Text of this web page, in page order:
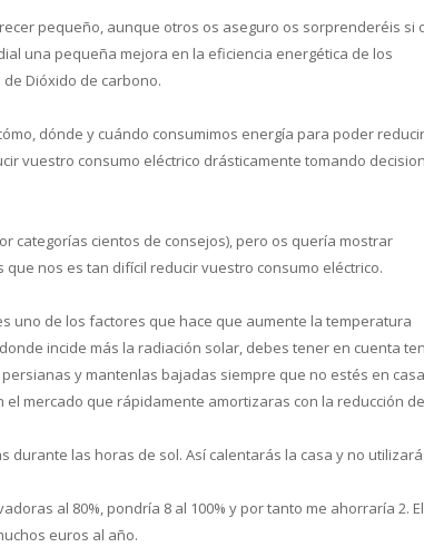
pequeño, aunque otros os aseguro os sorprenderéis si
una pequeña mejora en la eficiencia energética de los
Dióxido de carbono.
dónde y cuándo consumimos energía para poder reducir
vuestro consumo eléctrico drásticamente tomando
categorías cientos de consejos), pero os quería mostrar
nos es tan difícil reducir vuestro consumo eléctrico.
uno de los factores que hace que aumente la temperatura
incide más la radiación solar, debes tener en cuenta
y mantenlas bajadas siempre que no estés en
mercado que rápidamente amortizaras con la reducción
las horas de sol. Así calentarás la casa y no
al 80%, pondría 8 al 100% y por tanto me ahorraría 2. El
euros al año.